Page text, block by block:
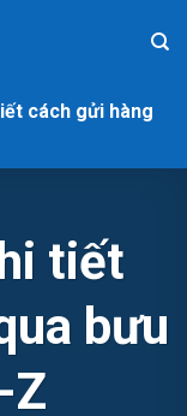
cách gửi hàng
tiết
bưu
Z